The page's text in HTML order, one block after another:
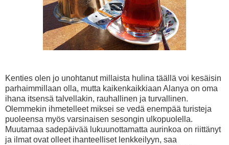
Kenties olen jo unohtanut millaista hulina täällä voi kesäisin
parhaimmillaan olla, mutta kaikenkaikkiaan Alanya on oma
ihana itsensä talvellakin, rauhallinen ja turvallinen.
Olemmekin ihmetelleet miksei se vedä enempää turisteja
puoleensa myös varsinaisen sesongin ulkopuolella.
Muutamaa sadepäivää lukuunottamatta aurinkoa on riittänyt
ja ilmat ovat olleet ihanteelliset lenkkeilyyn, saa